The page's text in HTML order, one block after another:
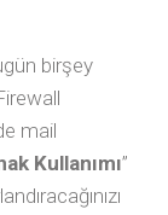
birşey
mail
Kullanımı”